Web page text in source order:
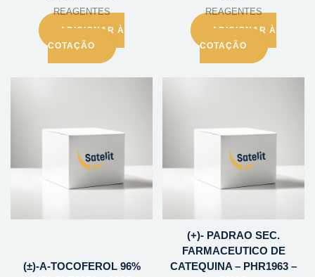
REAGENTES
ADICIONAR À
COTAÇÃO
REAGENTES
ADICIONAR À
COTAÇÃO
(±)-A-TOCOFEROL 96%
(+)- PADRAO SEC.
FARMACEUTICO DE
CATEQUINA – PHR1963 –